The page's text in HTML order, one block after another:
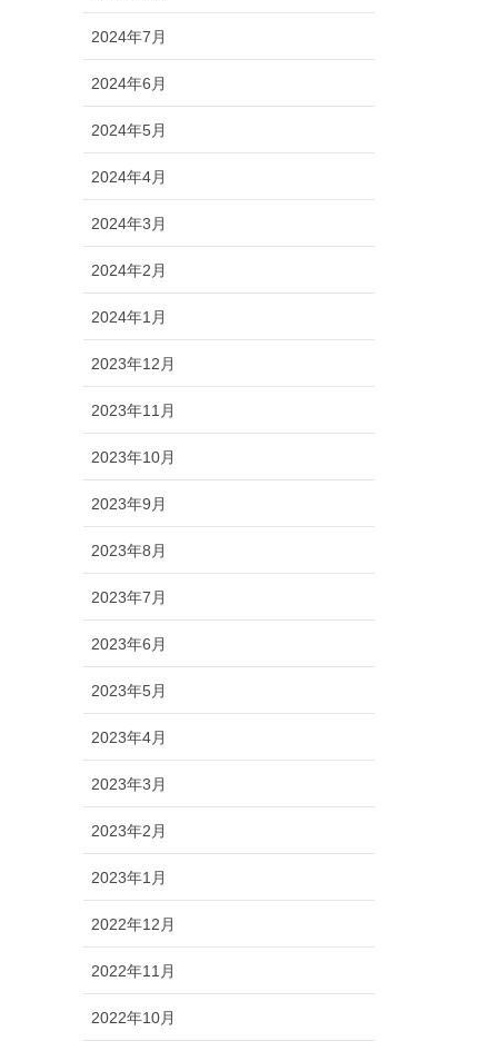
2024年7月
2024年6月
2024年5月
2024年4月
2024年3月
2024年2月
2024年1月
2023年12月
2023年11月
2023年10月
2023年9月
2023年8月
2023年7月
2023年6月
2023年5月
2023年4月
2023年3月
2023年2月
2023年1月
2022年12月
2022年11月
2022年10月